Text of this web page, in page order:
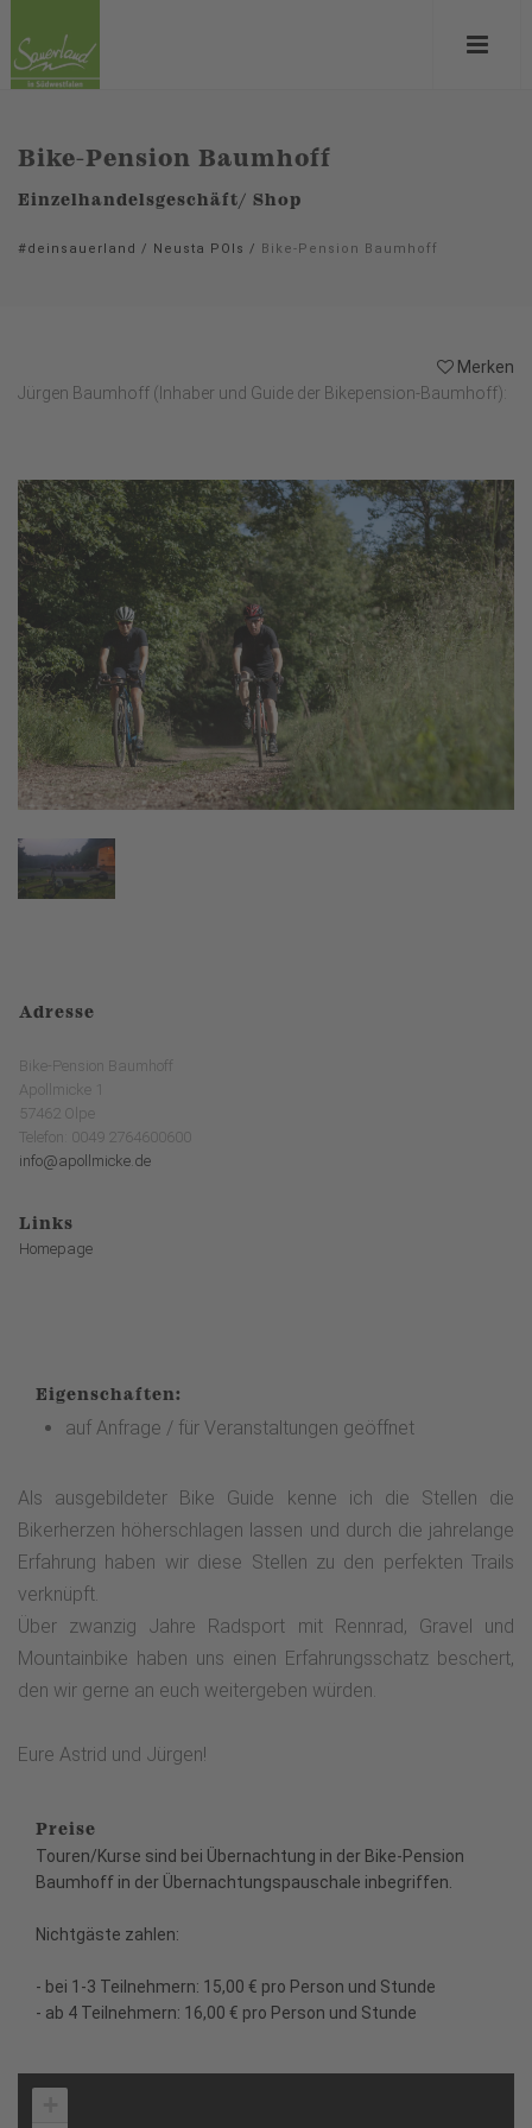
Bike-Pension Baumhoff
Einzelhandelsgeschäft/ Shop
#deinsauerland / Neusta POIs / Bike-Pension Baumhoff
Merken
Jürgen Baumhoff (Inhaber und Guide der Bikepension-Baumhoff):
Adresse
Bike-Pension Baumhoff
Apollmicke 1
57462 Olpe
Telefon: 0049 2764600600
info@apollmicke.de
Links
Homepage
Eigenschaften:
auf Anfrage / für Veranstaltungen geöffnet
Als ausgebildeter Bike Guide kenne ich die Stellen die
Bikerherzen höherschlagen lassen und durch die jahrelange
Erfahrung haben wir diese Stellen zu den perfekten Trails
verknüpft.
Über zwanzig Jahre Radsport mit Rennrad, Gravel und
Mountainbike haben uns einen Erfahrungsschatz beschert,
den wir gerne an euch weitergeben würden.
Eure Astrid und Jürgen!
Preise
Touren/Kurse sind bei Übernachtung in der Bike-Pension
Baumhoff in der Übernachtungspauschale inbegriffen.
Nichtgäste zahlen:
- bei 1-3 Teilnehmern: 15,00 € pro Person und Stunde
- ab 4 Teilnehmern: 16,00 € pro Person und Stunde